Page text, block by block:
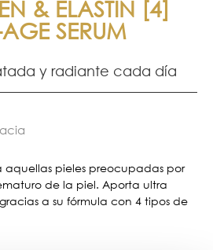
& ELASTIN [4]
SERUM
y radiante cada día
pieles preocupadas por
de la piel. Aporta ultra
a su fórmula con 4 tipos de